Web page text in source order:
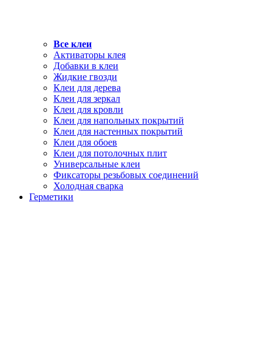
Все клеи
Активаторы клея
Добавки в клеи
Жидкие гвозди
Клеи для дерева
Клеи для зеркал
Клеи для кровли
Клеи для напольных покрытий
Клеи для настенных покрытий
Клеи для обоев
Клеи для потолочных плит
Универсальные клеи
Фиксаторы резьбовых соединений
Холодная сварка
Герметики